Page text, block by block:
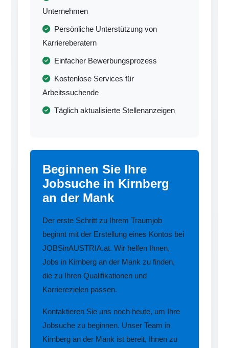
Unternehmen
Persönliche Unterstützung von
Karriereberatern
Einfacher Bewerbungsprozess
Kostenlose Services für
Arbeitssuchende
Täglich aktualisierte Stellenanzeigen
Beginnen Sie Ihre
Jobsuche in Kirnberg
an der Mank
Der erste Schritt zu Ihrem Traumjob
beginnt mit der Erstellung eines Kontos bei
JOBSinAUSTRIA.at. Wir helfen Ihnen,
Jobs in Kirnberg an der Mank zu finden,
die zu Ihren Qualifikationen und
Karrierezielen passen.
Kontaktieren Sie uns noch heute, um Ihre
Jobsuche zu beginnen. Unser Team in
Kirnberg an der Mank ist bereit, Ihnen zu